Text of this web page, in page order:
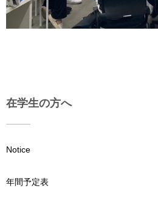
ト
ッ
在学生の方へ
Notice
年間予定表